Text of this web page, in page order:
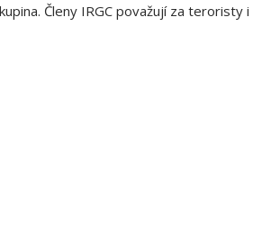
Členy IRGC považují za teroristy i